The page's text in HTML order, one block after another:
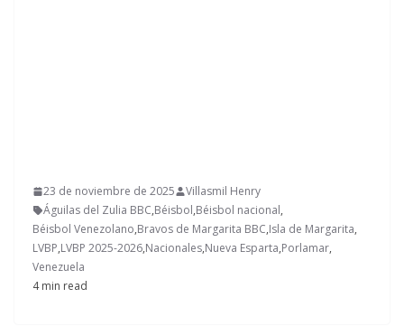
23 de noviembre de 2025
Villasmil Henry
Águilas del Zulia BBC,Béisbol,Béisbol nacional,
Béisbol Venezolano,Bravos de Margarita BBC,Isla de Margarita,
LVBP,LVBP 2025-2026,Nacionales,Nueva Esparta,Porlamar,
Venezuela
4 min read